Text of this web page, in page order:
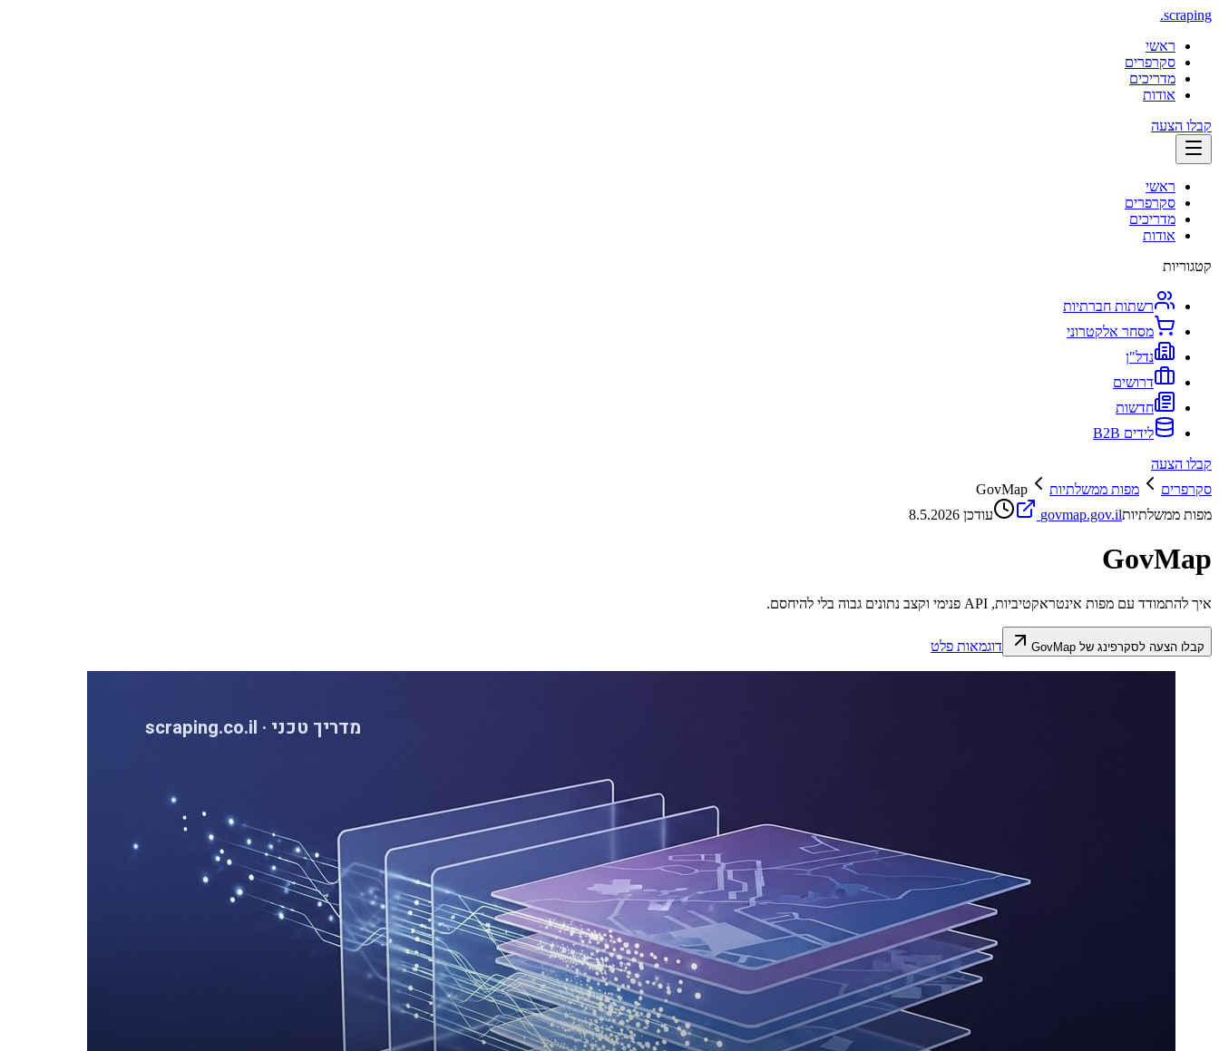
scraping
.
ראשי
סקרפרים
מדריכים
אודות
קבלו הצעה
ראשי
סקרפרים
מדריכים
אודות
קטגוריות
רשתות חברתיות
מסחר אלקטרוני
נדל"ן
דרושים
חדשות
לידים B2B
קבלו הצעה
סקרפרים
מפות ממשלתיות
GovMap
מפות ממשלתיותgovmap.gov.il עודכן 8.5.2026
GovMap
איך להתמודד עם מפות אינטראקטיביות, API פנימי וקצב נתונים גבוה בלי להיחסם.
קבלו הצעה לסקרפינג של GovMap דוגמאות פלט